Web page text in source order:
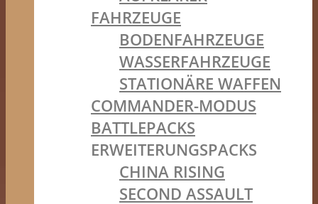
FAHRZEUGE
BODENFAHRZEUGE
WASSERFAHRZEUGE
STATIONÄRE WAFFEN
COMMANDER-MODUS
BATTLEPACKS
ERWEITERUNGSPACKS
CHINA RISING
SECOND ASSAULT